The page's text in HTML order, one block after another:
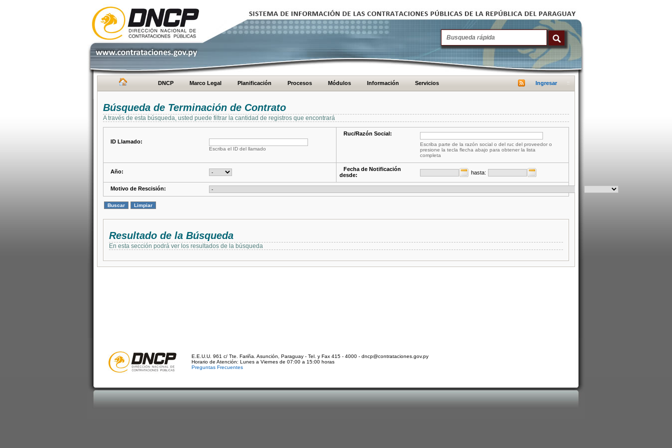
DNCP Marco Legal Planificación Procesos Módulos Información Servicios Ingresar
Búsqueda de Terminación de Contrato
A través de esta búsqueda, usted puede filtrar la cantidad de registros que encontrará
ID Llamado:
Escriba el ID del llamado
Ruc/Razón Social:
Escriba parte de la razón social o del ruc del proveedor o
presione la tecla flecha abajo para obtener la lista
completa
Año:
Fecha de Notificación
desde:
hasta:
Motivo de Rescisión:
Resultado de la Búsqueda
En esta sección podrá ver los resultados de la búsqueda
E.E.U.U. 961 c/ Tte. Fariña. Asunción, Paraguay - Tel. y Fax 415 - 4000 - dncp@contrataciones.gov.py
Horario de Atención: Lunes a Viernes de 07:00 a 15:00 horas
Preguntas Frecuentes